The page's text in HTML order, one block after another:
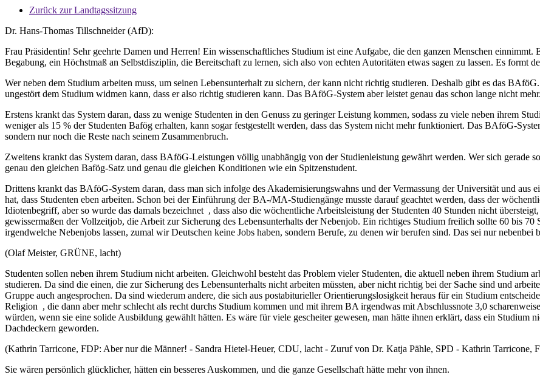
Zurück zur Landtagssitzung
Dr. Hans-Thomas Tillschneider (AfD):
Frau Präsidentin! Sehr geehrte Damen und Herren! Ein wissenschaftliches Studium ist eine Aufgabe, die den ganzen Menschen
Begabung, ein Höchstmaß an Selbstdisziplin, die Bereitschaft zu lernen, sich also von echten Autoritäten etwas sagen zu lassen. Es formt
Wer neben dem Studium arbeiten muss, um seinen Lebensunterhalt zu sichern, der kann nicht richtig studieren. Deshalb gibt es das
ungestört dem Studium widmen kann, dass er also richtig studieren kann. Das BAföG-System aber leistet genau das schon lange nicht
Erstens krankt das System daran, dass zu wenige Studenten in den Genuss zu geringer Leistung kommen, sodass zu viele neben ihrem
weniger als 15 % der Studenten Bafög erhalten, kann sogar festgestellt werden, dass das System nicht mehr funktioniert. Das BAföG-
sondern nur noch die Reste nach seinem Zusammenbruch.
Zweitens krankt das System daran, dass BAföG-Leistungen völlig unabhängig von der Studienleistung gewährt werden. Wer sich gerade
genau den gleichen Bafög-Satz und genau die gleichen Konditionen wie ein Spitzenstudent.
Drittens krankt das BAföG-System daran, dass man sich infolge des Akademisierungswahns und der Vermassung der Universität und aus
hat, dass Studenten eben arbeiten. Schon bei der Einführung der BA-/MA-Studiengänge musste darauf geachtet werden, dass der
Idiotenbegriff, aber so wurde das damals bezeichnet , dass also die wöchentliche Arbeitsleistung der Studenten 40 Stunden nicht
gewissermaßen der Vollzeitjob, die Arbeit zur Sicherung des Lebensunterhalts der Nebenjob. Ein richtiges Studium freilich sollte 60 bis
irgendwelche Nebenjobs lassen, zumal wir Deutschen keine Jobs haben, sondern Berufe, zu denen wir berufen sind. Das sei nur nebenbei
(Olaf Meister, GRÜNE, lacht)
Studenten sollen neben ihrem Studium nicht arbeiten. Gleichwohl besteht das Problem vieler Studenten, die aktuell neben ihrem Studium
studieren. Da sind die einen, die zur Sicherung des Lebensunterhalts nicht arbeiten müssten, aber nicht richtig bei der Sache sind und
Gruppe auch angesprochen. Da sind wiederum andere, die sich aus postabiturieller Orientierungslosigkeit heraus für ein Studium
Religion , die dann aber mehr schlecht als recht durchs Studium kommen und mit ihrem BA irgendwas mit Abschlussnote 3,0
würden, wenn sie eine solide Ausbildung gewählt hätten. Es wäre für viele gescheiter gewesen, man hätte ihnen erklärt, dass ein Studium
Dachdeckern geworden.
(Kathrin Tarricone, FDP: Aber nur die Männer! - Sandra Hietel-Heuer, CDU, lacht - Zuruf von Dr. Katja Pähle, SPD - Kathrin Tarricone,
Sie wären persönlich glücklicher, hätten ein besseres Auskommen, und die ganze Gesellschaft hätte mehr von ihnen.